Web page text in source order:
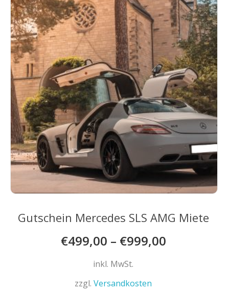
Die
Optionen
können
auf
der
Produktseite
gewählt
werden
Gutschein Mercedes SLS AMG Miete
€499,00 – €999,00
inkl. MwSt.
zzgl.Versandkosten